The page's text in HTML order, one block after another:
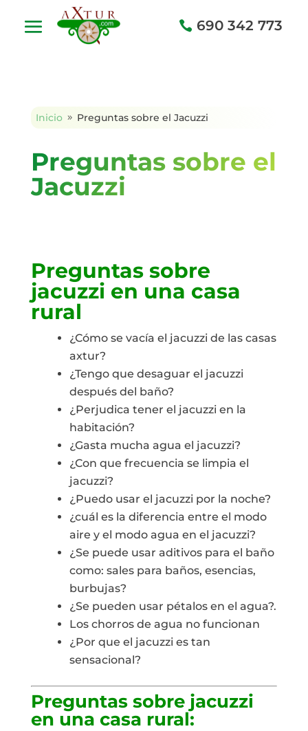
690 342 773
Inicio 9 Preguntas sobre el Jacuzzi
Preguntas sobre el
Jacuzzi
Preguntas sobre
jacuzzi en una casa
rural
¿Cómo se vacía el jacuzzi de las casas
axtur?
¿Tengo que desaguar el jacuzzi
después del baño?
¿Perjudica tener el jacuzzi en la
habitación?
¿Gasta mucha agua el jacuzzi?
¿Con que frecuencia se limpia el
jacuzzi?
¿Puedo usar el jacuzzi por la noche?
¿cuál es la diferencia entre el modo
aire y el modo agua en el jacuzzi?
¿Se puede usar aditivos para el baño
como: sales para baños, esencias,
burbujas?
¿Se pueden usar pétalos en el agua?.
Los chorros de agua no funcionan
¿Por que el jacuzzi es tan
sensacional?
Preguntas sobre jacuzzi
en una casa rural: